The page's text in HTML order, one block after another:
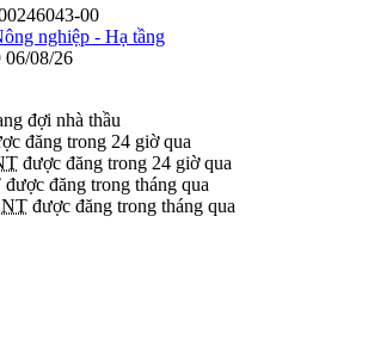
00
nghiệp - Hạ tầng
06/08/26
đợi nhà thầu
đăng trong 24 giờ qua
được đăng trong 24 giờ qua
được đăng trong tháng qua
được đăng trong tháng qua